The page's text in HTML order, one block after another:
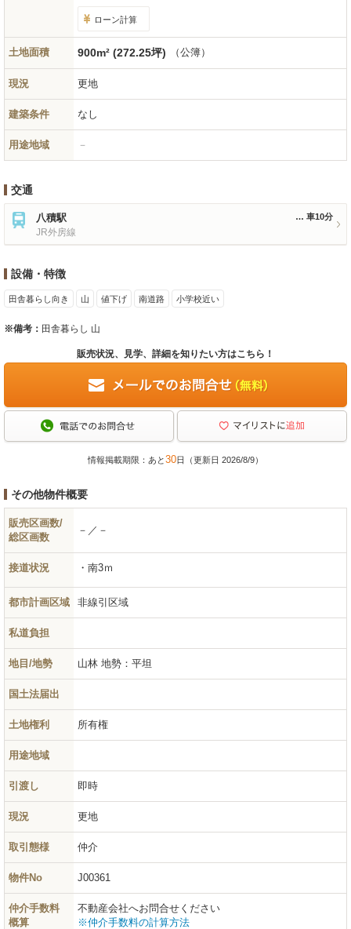
ローン計算
土地面積 900m² (272.25坪) （公簿）
現況 更地
建築条件 なし
用途地域 －
交通
八積駅
JR外房線
車10分
設備・特徴
田舎暮らし向き 山 値下げ 南道路 小学校近い
※備考： 田舎暮らし 山
販売状況、見学、詳細を知りたい方はこちら！
情報掲載期限：あと30日（更新日 2026/8/9）
その他物件概要
販売区画数/
総区画数
－／－
接道状況 南3ｍ
都市計画区域 非線引区域
私道負担
地目/地勢 山林 地勢：平坦
国土法届出
土地権利 所有権
用途地域
引渡し 即時
現況 更地
取引態様 仲介
物件No J00361
仲介手数料
概算
不動産会社へお問合せください
※仲介手数料の計算方法